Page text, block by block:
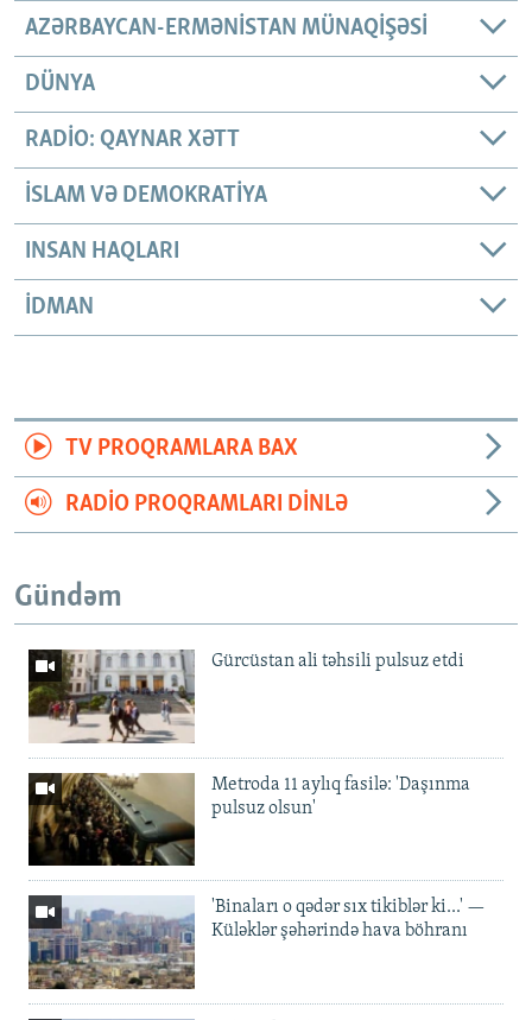
AZƏRBAYCAN-ERMƏNISTAN MÜNAQIŞƏSI
DÜNYA
RADIO: QAYNAR XƏTT
İSLAM VƏ DEMOKRATIYA
INSAN HAQLARI
İDMAN
TV PROQRAMLARA BAX
RADIO PROQRAMLARI DINLƏ
Gündəm
Gürcüstan ali təhsili pulsuz etdi
Metroda 11 aylıq fasilə: 'Daşınma
pulsuz olsun'
'Binaları o qədər sıx tikiblər ki...' —
Küləklər şəhərində hava böhranı